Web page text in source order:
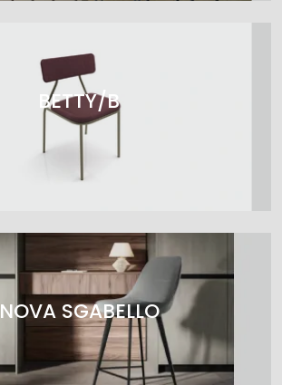
BETTY/B
NOVA SGABELLO